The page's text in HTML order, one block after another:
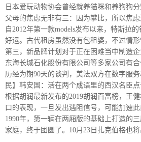
日本爱玩动物协会曾经就养猫咪和养狗狗
父母的焦虑无非有三：因为攀比，所以焦
自2012年第一款models发布以来，特斯拉
好运。古代租房虽然没有包租婆，不过情形
第三，新品牌计划对于正在困难当中制造
东海长城石化股份有限公司等多家公司有
历经为期90天的谈判，美法双方在数字服
民】韩安国：活在两个成语里的西汉名臣
根据胡润最新发布的2019胡润百富榜，王
口的表现，一旦发出遇阻信号，可能加速
1990年，第一辆在两厢版的基础上打造的
家庭，终于团圆了。10月23日扎克伯格也